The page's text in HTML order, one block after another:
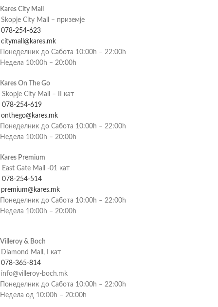
Kares City Mall
Skopje City Mall – приземје
078-254-623
citymall@kares.mk
Понеделник до Сабота 10:00h – 22:00h
Недела 10:00h – 20:00h
Kares On The Go
Skopje City Mall – II кат
078-254-619
onthego@kares.mk
Понеделник до Сабота 10:00h – 22:00h
Недела 10:00h – 20:00h
Kares Premium
East Gate Mall -01 кат
078-254-514
premium@kares.mk
Понеделник до Сабота 10:00h – 22:00h
Недела 10:00h – 20:00h
Villeroy & Boch
Diamond Mall, I кат
078-365-814
info@villeroy-boch.mk
Понеделник до Сабота 10:00h – 22:00h
Недела од 10:00h – 20:00h